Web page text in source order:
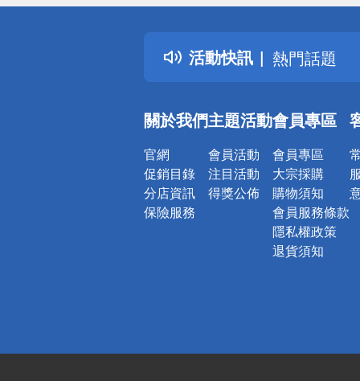
活動快訊
詐騙網頁！
得獎公告
熱門話題
銀行優惠
詐騙網頁！
關於我們
官網
促銷目錄
分店資訊
保險服務
主題活動
會員活動
注目活動
得獎公佈
會員專區
會員專區
大宗採購
購物須知
會員服務條款
隱私權政策
退貨須知